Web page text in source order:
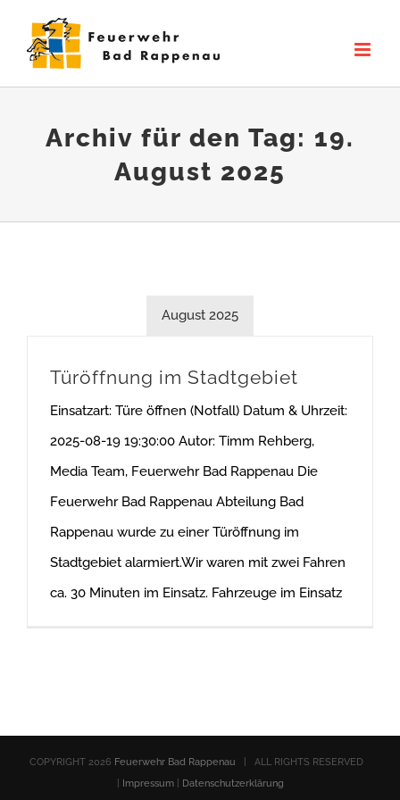
Inhalt
Archiv für den Tag: 19.
August 2025
August 2025
Türöffnung im Stadtgebiet
Einsatzart: Türe öffnen (Notfall) Datum & Uhrzeit:
2025-08-19 19:30:00 Autor: Timm Rehberg,
Media Team, Feuerwehr Bad Rappenau Die
Feuerwehr Bad Rappenau Abteilung Bad
Rappenau wurde zu einer Türöffnung im
Stadtgebiet alarmiert.Wir waren mit zwei Fahren
ca. 30 Minuten im Einsatz. Fahrzeuge im Einsatz
COPYRIGHT 2026 Feuerwehr Bad Rappenau | ALL RIGHTS RESERVED
Impressum Datenschutzerklärung